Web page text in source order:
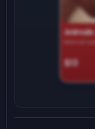
Earn on
$13